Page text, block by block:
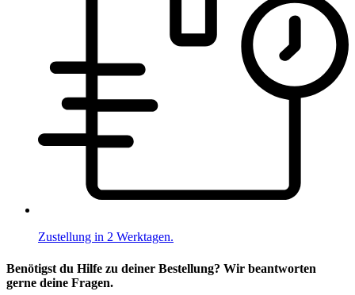
Zustellung in 2 Werktagen.
Benötigst du Hilfe zu deiner Bestellung? Wir beantworten
gerne deine Fragen.